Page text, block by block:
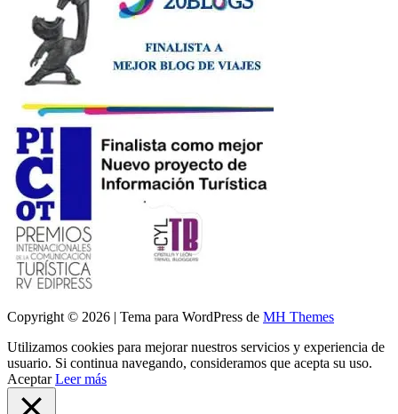
Copyright © 2026 | Tema para WordPress de MH Themes
Utilizamos cookies para mejorar nuestros servicios y experiencia de
usuario. Si continua navegando, consideramos que acepta su uso.
Aceptar Leer más